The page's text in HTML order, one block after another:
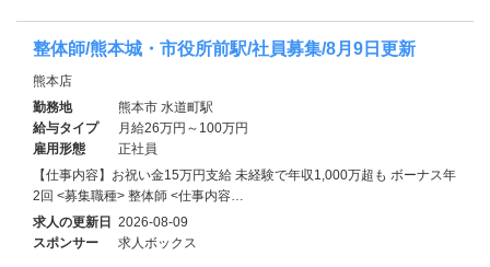
整体師/熊本城・市役所前駅/社員募集/8月9日更新
熊本店
勤務地
熊本市 水道町駅
給与タイプ
月給26万円～100万円
雇用形態
正社員
【仕事内容】お祝い金15万円支給 未経験で年収1,000万超も ボーナス年
2回 <募集職種> 整体師 <仕事内容…
求人の更新日 2026-08-09
スポンサー
求人ボックス